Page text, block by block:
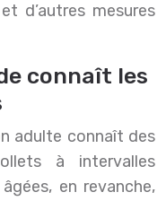
d’autres mesures
connaît les
adulte connaît des
à intervalles
en revanche,